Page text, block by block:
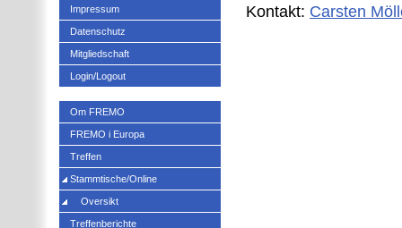
Kontakt: Carsten
Impressum
Datenschutz
Mitgliedschaft
Login/Logout
Om FREMO
FREMO i Europa
Treffen
Stammtische/Online
Oversikt
Treffenberichte